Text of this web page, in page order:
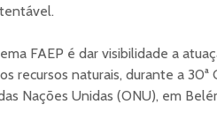
FAEP é dar visibilidade a
recursos naturais, durante a 30ª
Nações Unidas (ONU), em